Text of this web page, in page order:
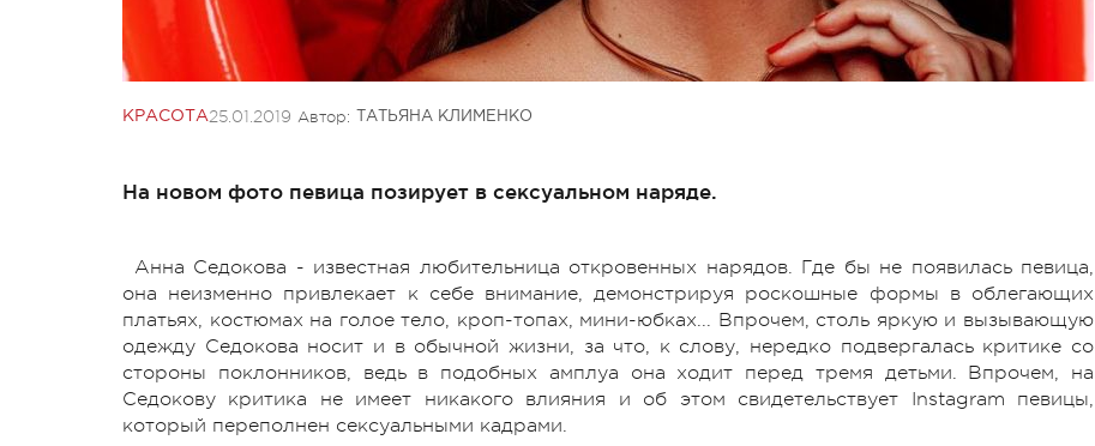
КРАСОТА25.01.2019 Автор: ТАТЬЯНА КЛИМЕНКО
На новом фото певица позирует в сексуальном наряде.
Анна Седокова - известная любительница откровенных нарядов. Где бы не появилась певица,
она неизменно привлекает к себе внимание, демонстрируя роскошные формы в облегающих
платьях, костюмах на голое тело, кроп-топах, мини-юбках... Впрочем, столь яркую и вызывающую
одежду Седокова носит и в обычной жизни, за что, к слову, нередко подвергалась критике со
стороны поклонников, ведь в подобных амплуа она ходит перед тремя детьми. Впрочем, на
Седокову критика не имеет никакого влияния и об этом свидетельствует Instagram певицы,
который переполнен сексуальными кадрами.